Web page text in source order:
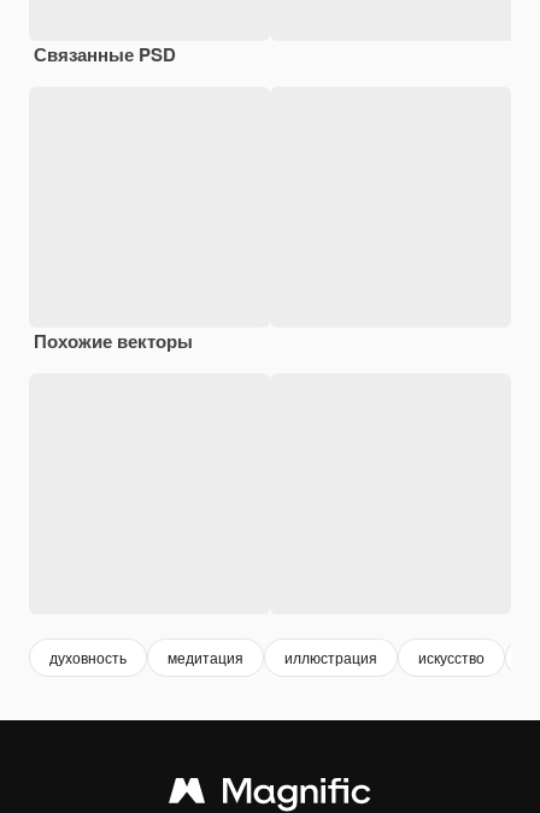
Связанные PSD
Похожие векторы
духовность медитация иллюстрация искусство